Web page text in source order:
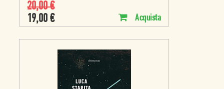
20,00€
19,00 € Acquista